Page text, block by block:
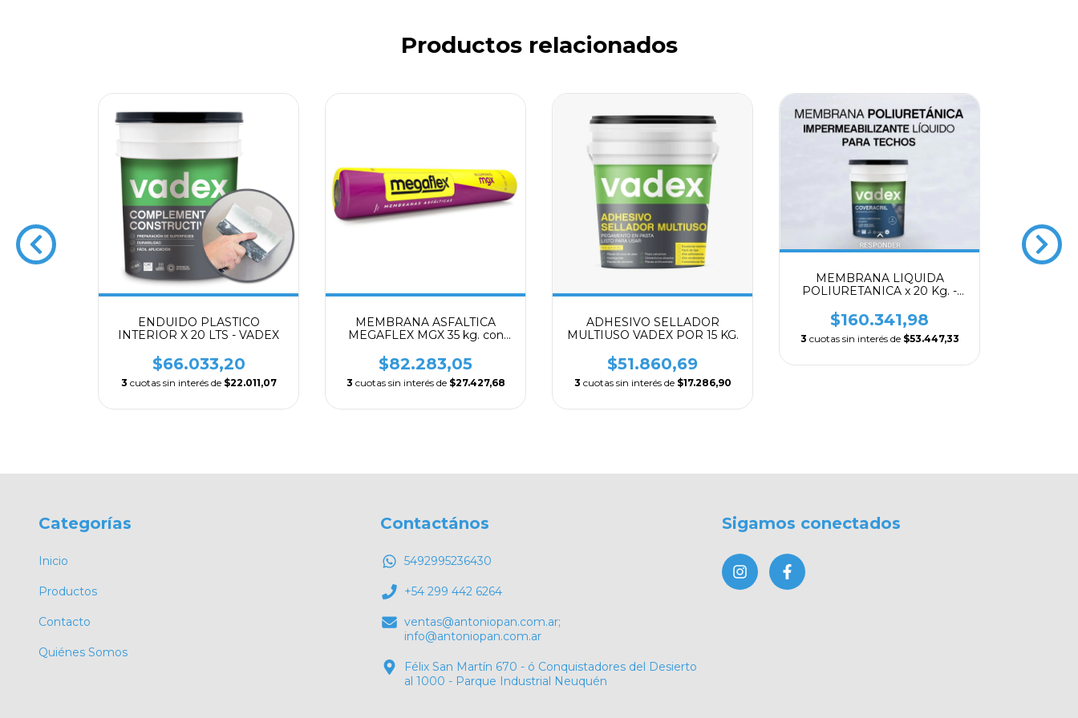
Productos relacionados
ENDUIDO PLASTICO
INTERIOR X 20 LTS - VADEX
$66.033,20
3 cuotas sin interés de $22.011,07
MEMBRANA ASFALTICA
MEGAFLEX MGX 35 kg. con
$82.283,05
3 cuotas sin interés de $27.427,68
ADHESIVO SELLADOR
MULTIUSO VADEX POR 15 KG.
$51.860,69
3 cuotas sin interés de $17.286,90
MEMBRANA LIQUIDA
POLIURETANICA x 20 Kg. -
$160.341,98
3 cuotas sin interés de $53.447,33
Categorías
Inicio
Productos
Contacto
Quiénes Somos
Contactános
5492995236430
+54 299 442 6264
ventas@antoniopan.com.ar;
info@antoniopan.com.ar
Félix San Martín 670 - ó Conquistadores del Desierto
al 1000 - Parque Industrial Neuquén
Sigamos conectados